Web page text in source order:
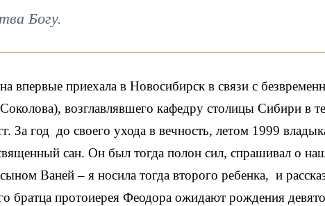
Богу.
впервые приехала в Новосибирск в связи с
возглавлявшего кафедру столицы Сибири в
За год до своего ухода в вечность, летом 1999
сан. Он был тогда полон сил, спрашивал о
Ваней – я носила тогда второго ребенка, и
братца протоиерея Феодора ожидают рождения